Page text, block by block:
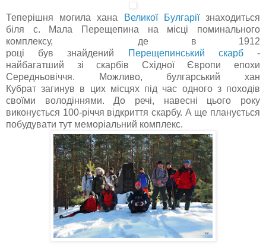
Теперішня могила хана Великої Булгаріїзнаходиться
біля с. Мала Перещепина на місці поминального
комплексу, де в 1912
році був знайдений
Перещепинський скарб-
найбагатший зі скарбів Східної Європи епохи
Середньовіччя. Можливо, булгарський хан
Кубрат загинув в цих місцях під час одного з походів
своїми володіннями. До речі, навесні цього року
виконується 100-річчя відкриття скарбу. А ще планується
побудувати тут меморіальний комплекс.